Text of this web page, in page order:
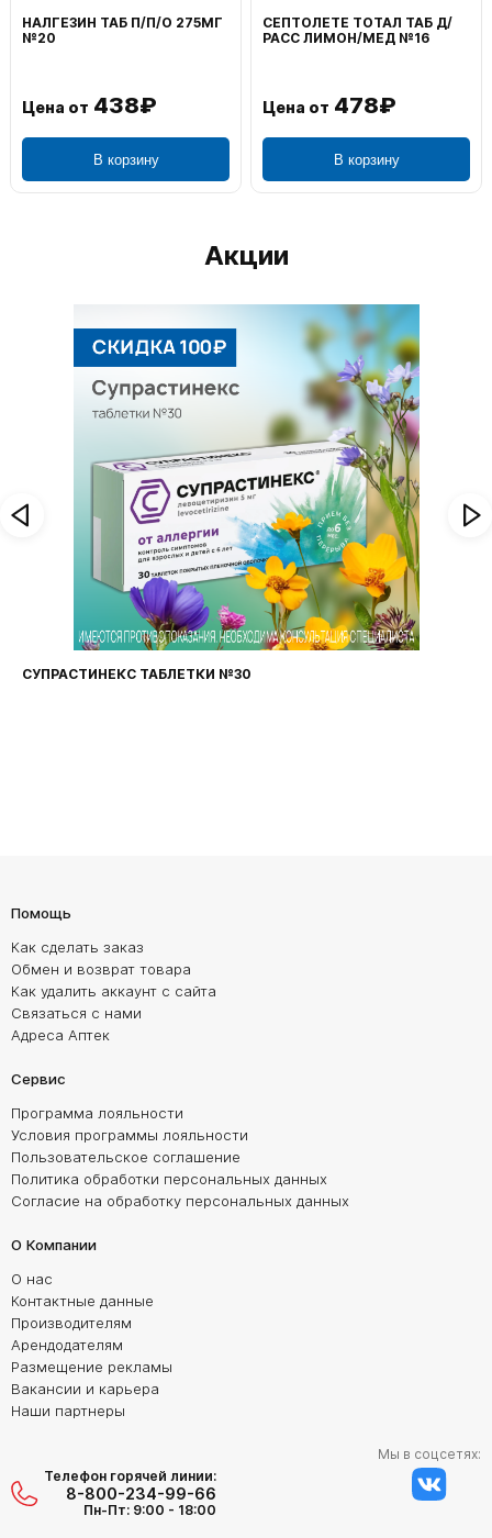
ВОЛЬТАРЕН ЭМУЛЬГЕЛЬ
НАРУЖ 2% 100Г
Цена от 1 106₽
В корзину
ФЕНИСТИЛ ГЕЛЬ НАРУЖ
0,1% 50Г
Цена от 749₽
В корзину
Акции
ФАРИНГОСЕПТ ТАБЛЕТКИ №20
Помощь
Как сделать заказ
Обмен и возврат товара
Как удалить аккаунт с сайта
Связаться с нами
Адреса Аптек
Сервис
Программа лояльности
Условия программы лояльности
Пользовательское соглашение
Политика обработки персональных данных
Согласие на обработку персональных данных
О Компании
О нас
Контактные данные
Производителям
Арендодателям
Размещение рекламы
Вакансии и карьера
Наши партнеры
Телефон горячей линии:
8-800-234-99-66
Пн-Пт: 9:00 - 18:00
Мы в соцсетях: